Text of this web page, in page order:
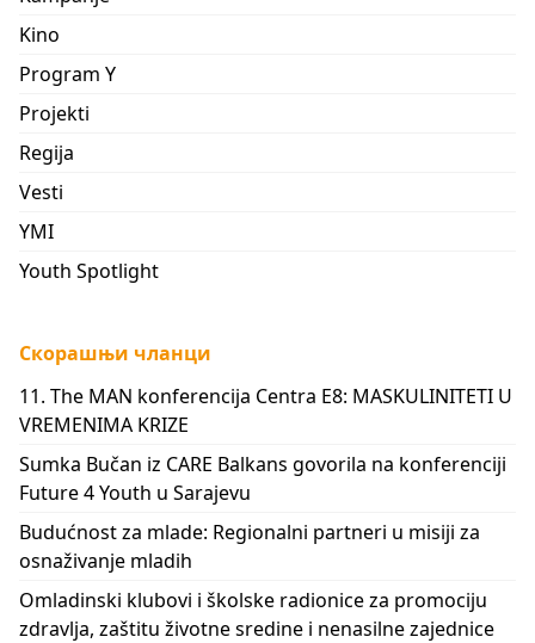
Kino
Program Y
Projekti
Regija
Vesti
YMI
Youth Spotlight
Скорашњи чланци
11. The MAN konferencija Centra E8: MASKULINITETI U
VREMENIMA KRIZE
Sumka Bučan iz CARE Balkans govorila na konferenciji
Future 4 Youth u Sarajevu
Budućnost za mlade: Regionalni partneri u misiji za
osnaživanje mladih
Omladinski klubovi i školske radionice za promociju
zdravlja, zaštitu životne sredine i nenasilne zajednice